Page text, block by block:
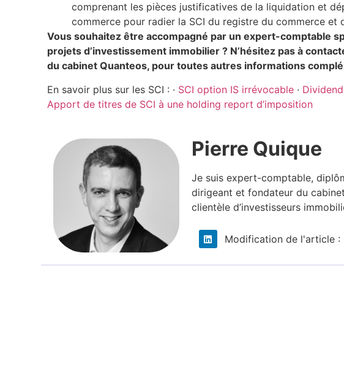
comprenant les pièces justificatives de la liquidation et
commerce pour radier la SCI du registre du commerce et
Vous souhaitez être accompagné par un expert-comptable
projets d’investissement immobilier ? N’hésitez pas à
du cabinet Quanteos, pour toutes autres informations
En savoir plus sur les SCI : · SCI option IS irrévocable ·
Apport de titres de SCI à une holding report d’imposition
Pierre Quique​
Je suis expert-comptable,
dirigeant et fondateur du
clientèle d’investisseurs
Modification de l'article